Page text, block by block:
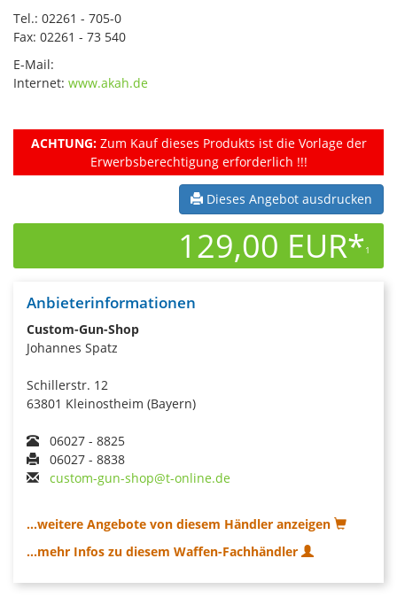
Tel.: 02261 - 705-0
Fax: 02261 - 73 540
E-Mail:
Internet: www.akah.de
ACHTUNG:Zum Kauf dieses Produkts ist die Vorlage der
Erwerbsberechtigung erforderlich !!!
Dieses Angebot ausdrucken
129,00 EUR*1
Anbieterinformationen
Custom-Gun-Shop
Johannes Spatz
Schillerstr. 12
63801 Kleinostheim (Bayern)
06027 - 8825
06027 - 8838
custom-gun-shop@t-online.de
...weitere Angebote von diesem Händler anzeigen
...mehr Infos zu diesem Waffen-Fachhändler